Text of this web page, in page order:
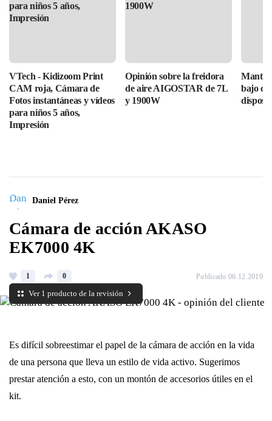
VTech - Kidizoom Print
CAM roja, Cámara de
Fotos instantáneas y vídeos
para niños 5 años,
Impresión
Opinión sobre la freidora
de aire AIGOSTAR de 7L
y 1900W
bajo
Daniel Pérez
Cámara de acción AKASO
EK7000 4K
1 0 Publicado 06.12.2019
Ver 1 producto de la revisión
Es difícil sobreestimar el papel de la cámara de acción en la vida
de una persona que lleva un estilo de vida activo. Sugerimos
prestar atención a esto, con un montón de accesorios útiles en el
kit.